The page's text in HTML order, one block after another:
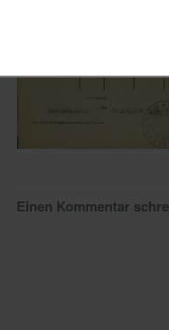
Einen Kommentar